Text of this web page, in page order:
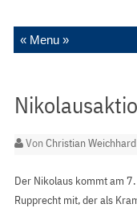
VonChristian Weichhard
Der Nikolaus kommt am
Rupprecht mit, der als